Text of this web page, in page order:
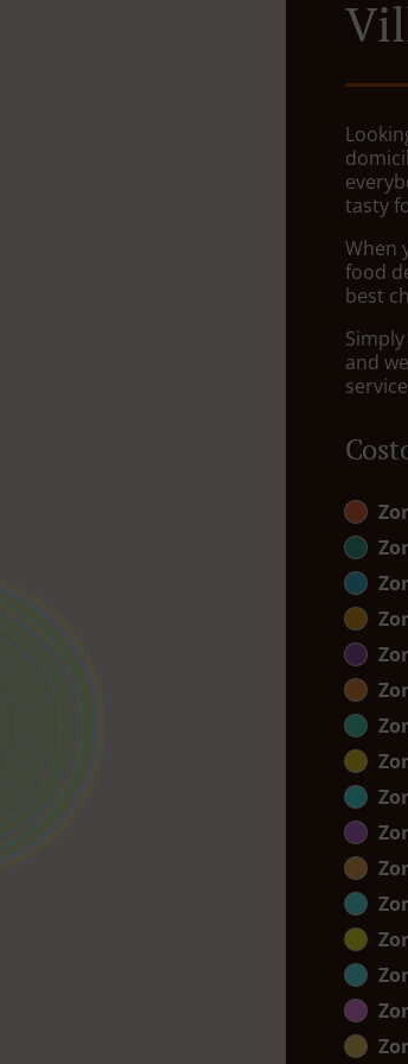
tasty
When
food
best
and